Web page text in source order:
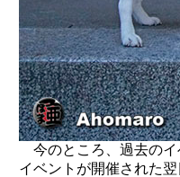
今のところ、過去のイ
イベントが開催された